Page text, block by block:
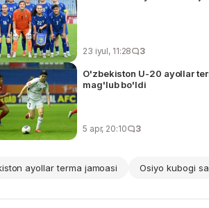
23 iyul, 11:28 3
O'zbekiston U-20 ayollar
mag'lub bo'ldi
5 apr, 20:10 3
ayollar terma jamoasi Osiyo kubogi